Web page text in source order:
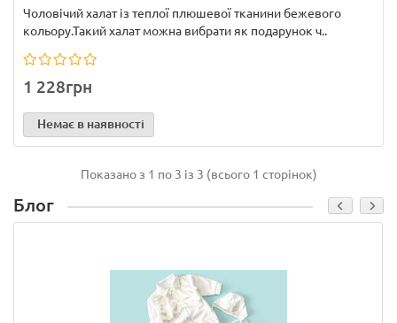
Чоловічий халат із теплої плюшевої тканини бежевого
кольору.Такий халат можна вибрати як подарунок ч..
1 228грн
Немає в наявності
Показано з 1 по 3 із 3 (всього 1 сторінок)
Блог